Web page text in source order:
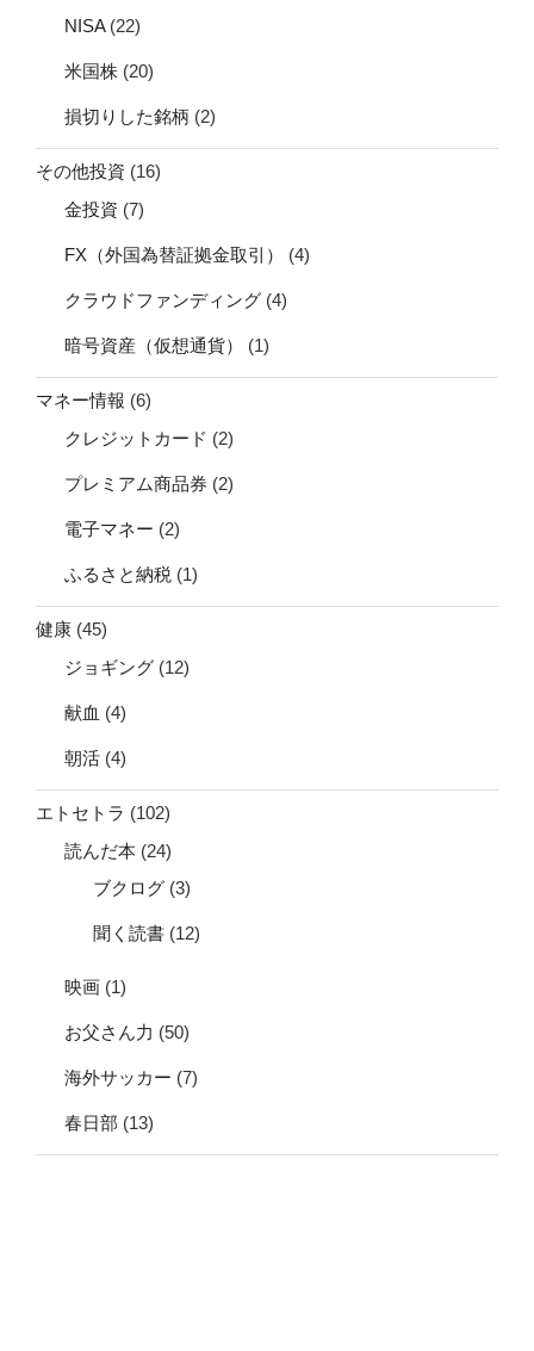
NISA(22)
米国株 (20)
損切りした銘柄 (2)
その他投資 (16)
金投資 (7)
FX（外国為替証拠金取引） (4)
クラウドファンディング (4)
暗号資産（仮想通貨） (1)
マネー情報 (6)
クレジットカード (2)
プレミアム商品券 (2)
電子マネー (2)
ふるさと納税 (1)
健康 (45)
ジョギング (12)
献血 (4)
朝活 (4)
エトセトラ (102)
読んだ本 (24)
ブクログ (3)
聞く読書 (12)
映画 (1)
お父さん力 (50)
海外サッカー (7)
春日部 (13)